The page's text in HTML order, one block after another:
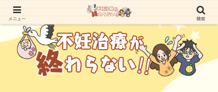
メニュー 検索